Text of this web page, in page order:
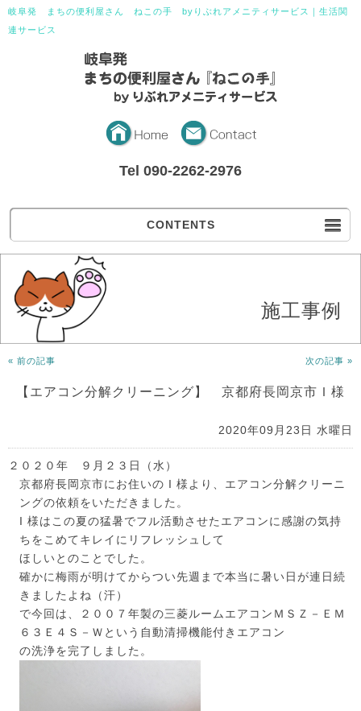
岐阜発 まちの便利屋さん ねこの手 byりぶれアメニティサービス｜生活関
連サービス
Tel 090-2262-2976
CONTENTS
施工事例
« 前の記事 次の記事 »
【エアコン分解クリーニング】 京都府長岡京市Ｉ様
2020年09月23日 水曜日
２０２０年 ９月２３日（水）
京都府長岡京市にお住いの I 様より、エアコン分解クリーニ
ングの依頼をいただきました。
I 様はこの夏の猛暑でフル活動させたエアコンに感謝の気持
ちをこめてキレイにリフレッシュして
ほしいとのことでした。
確かに梅雨が明けてからつい先週まで本当に暑い日が連日続
きましたよね（汗）
で今回は、２００７年製の三菱ルームエアコンＭＳＺ－ＥＭ
６３Ｅ４Ｓ－Ｗという自動清掃機能付きエアコン
の洗浄を完了しました。